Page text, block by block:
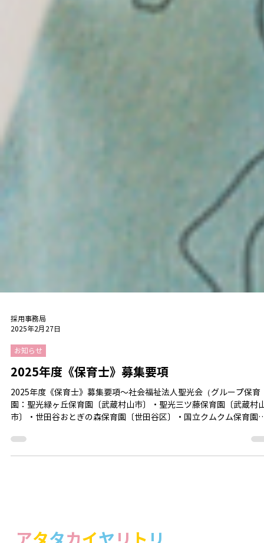
採用事務局
2025年2月27日
お知らせ
2025年度《保育士》募集要項
2025年度《保育士》募集要項～社会福祉法人聖光会（グループ保育
市〕・世田谷おとぎの森保育園〔世田谷区〕・国立クムクム保育園
立市〕）